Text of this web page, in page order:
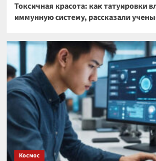
Токсичная красота: как татуировки
иммунную систему, рассказали
Космос